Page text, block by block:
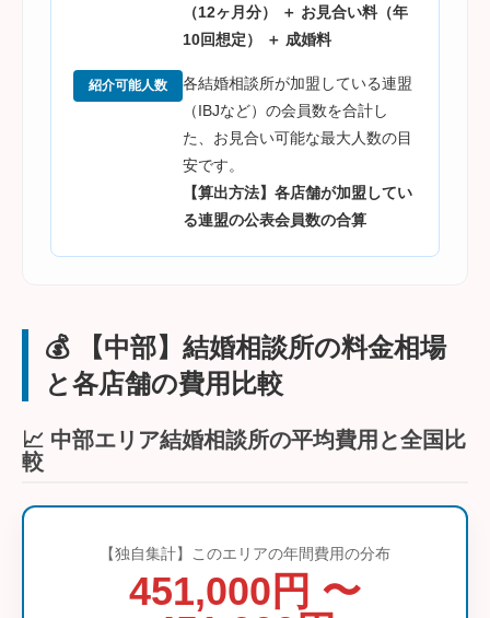
（12ヶ月分） ＋ お見合い料（年
10回想定） ＋ 成婚料
紹介可能人数
各結婚相談所が加盟している連盟
（IBJなど）の会員数を合計し
た、お見合い可能な最大人数の目
安です。
【算出方法】各店舗が加盟してい
る連盟の公表会員数の合算
💰 【中部】結婚相談所の料金相場
と各店舗の費用比較
📈 中部エリア結婚相談所の平均費用と全国比
較
【独自集計】このエリアの年間費用の分布
451,000円 〜